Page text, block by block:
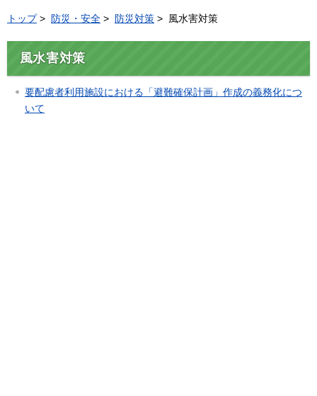
トップ> 防災・安全 > 防災対策 > 風水害対策
風水害対策
要配慮者利用施設における「避難確保計画」作成の義務化につ
いて